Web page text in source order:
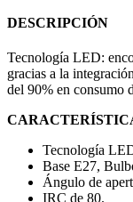
DESCRIPCIÓN
Tecnología LED:
gracias a la
del 90% en consumo
Tecnología
Base E27,
Ángulo de
IRC de 80.